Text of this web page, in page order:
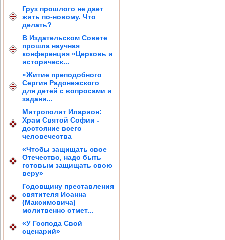
Груз прошлого не дает
жить по-новому. Что
делать?
В Издательском Совете
прошла научная
конференция «Церковь и
историческ...
«Житие преподобного
Сергия Радонежского
для детей с вопросами и
задани...
Митрополит Иларион:
Храм Святой Софии -
достояние всего
человечества
«Чтобы защищать свое
Отечество, надо быть
готовым защищать свою
веру»
Годовщину преставления
святителя Иоанна
(Максимовича)
молитвенно отмет...
«У Господа Свой
сценарий»